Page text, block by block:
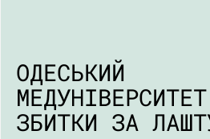
ОДЕСЬКИЙ
ЗБИТКИ ЗА